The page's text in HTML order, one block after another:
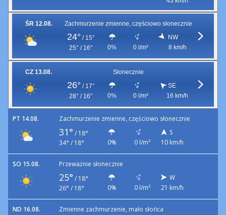
ŚR 12.08. Zachmurzenie zmienne, częściowo słonecznie
24° / 15°
25° / 16°
0% 0 l/m²
NW
8 km/h
CZ 13.08. Słonecznie
26° / 17°
28° / 16°
0% 0 l/m²
SE
16 km/h
PT 14.08. Zachmurzenie zmienne, częściowo słonecznie
31° / 18°
34° / 18°
0% 0 l/m²
S
10 km/h
SO 15.08. Przeważnie słonecznie
25° / 18°
26° / 18°
0% 0 l/m²
W
21 km/h
ND 16.08. Zmienne zachmurzenie, mało słońca